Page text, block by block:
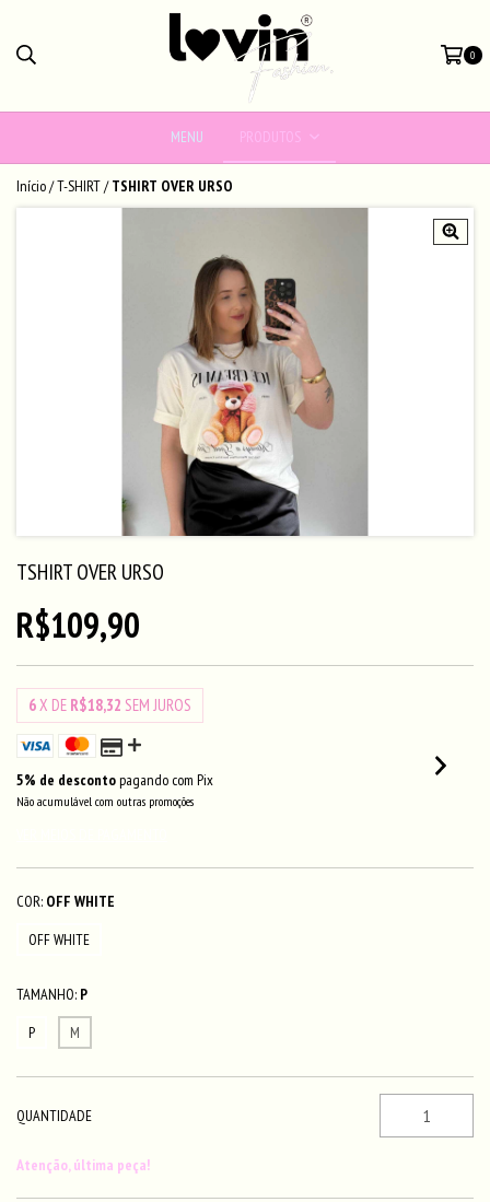
0
MENU PRODUTOS
Início/T-SHIRT/ TSHIRT OVER URSO
TSHIRT OVER URSO
R$109,90
6X DE R$18,32 SEM JUROS
5% de descontopagando com Pix
Não acumulável com outras promoções
COR: OFF WHITE
OFF WHITE
TAMANHO: P
P
M
QUANTIDADE
Atenção, última peça!